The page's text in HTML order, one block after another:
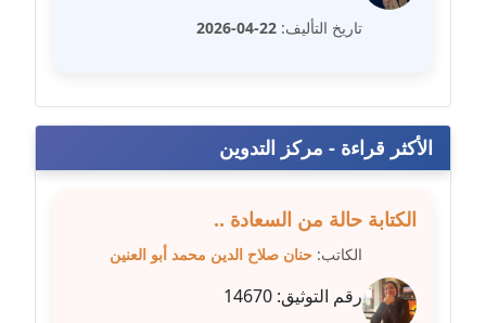
عاملة
عاملة
مدونة عبد الرحمن محمد
مدونة عبد الكريم موسى
عاملة
تاريخ التأليف: 22-04-2026
الأكثر قراءة - مركز التدوين
الكتابة حالة من السعادة ..
الكاتب: حنان صلاح الدين محمد أبو العنين
رقم التوثيق: 14670